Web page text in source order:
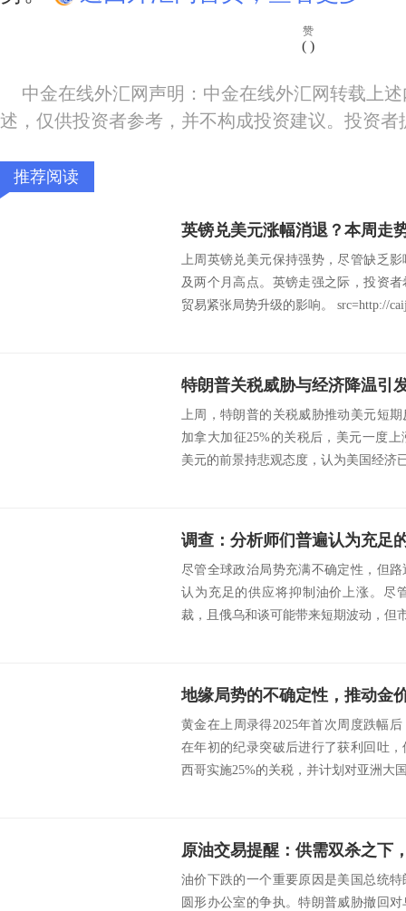
赞
( )
中金在线外汇网声明：中金在线外汇网转载上
述，仅供投资者参考，并不构成投资建议。投资
推荐阅读
上周英镑兑美元保持强势，尽管缺乏
及两个月高点。英镑走强之际，投资
贸易紧张局势升级的影响。 src=http://
上周，特朗普的关税威胁推动美元短
加拿大加征25%的关税后，美元一度
美元的前景持悲观态度，认为美国经济
调查：分析师们普遍认为充足
尽管全球政治局势充满不确定性，但
认为充足的供应将抑制油价上涨。尽
裁，且俄乌和谈可能带来短期波动，但
地缘局势的不确定性，推动金
黄金在上周录得2025年首次周度跌幅
在年初的纪录突破后进行了获利回吐
西哥实施25%的关税，并计划对亚洲大
油价下跌的一个重要原因是美国总统
圆形办公室的争执。特朗普威胁撤回